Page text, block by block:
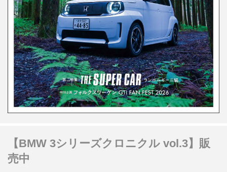
【BMW 3シリーズクロニクル vol.3】販
売中